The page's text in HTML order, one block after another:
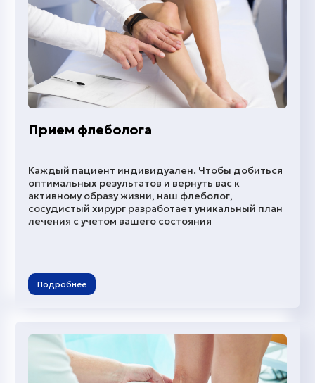
Прием флеболога
Каждый пациент индивидуален. Чтобы добиться
оптимальных результатов и вернуть вас к
активному образу жизни, наш флеболог,
сосудистый хирург разработает уникальный план
лечения с учетом вашего состояния
Подробнее